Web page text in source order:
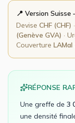
📍 Version Suisse
Devise CHF (CHF)
(Genève GVA) ·
Couverture LAMal
RÉPONSE
Une greffe de 3
une densité